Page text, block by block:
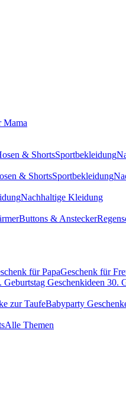
Mama
& ShortsSportbekleidung
& ShortsSportbekleidung
Nachhaltige Kleidung
Buttons & Anstecker
für PapaGeschenk für
Geburtstag Geschenkideen 30.
zur TaufeBabyparty
Alle Themen